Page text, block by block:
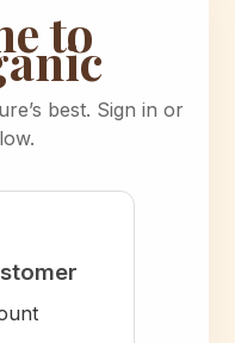
to
best. Sign in or